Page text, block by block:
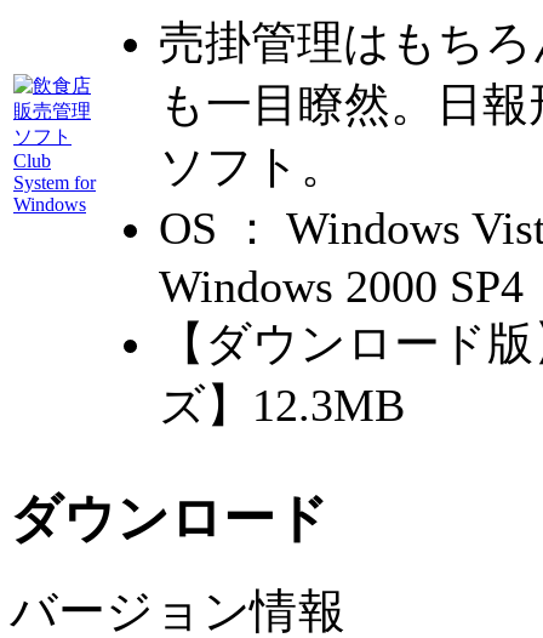
売掛管理はもち
も一目瞭然。日
ソフト。
OS ： Windows
Windows 2000 SP4
【ダウンロード
ズ】12.3MB
ダウンロード
バージョン情報